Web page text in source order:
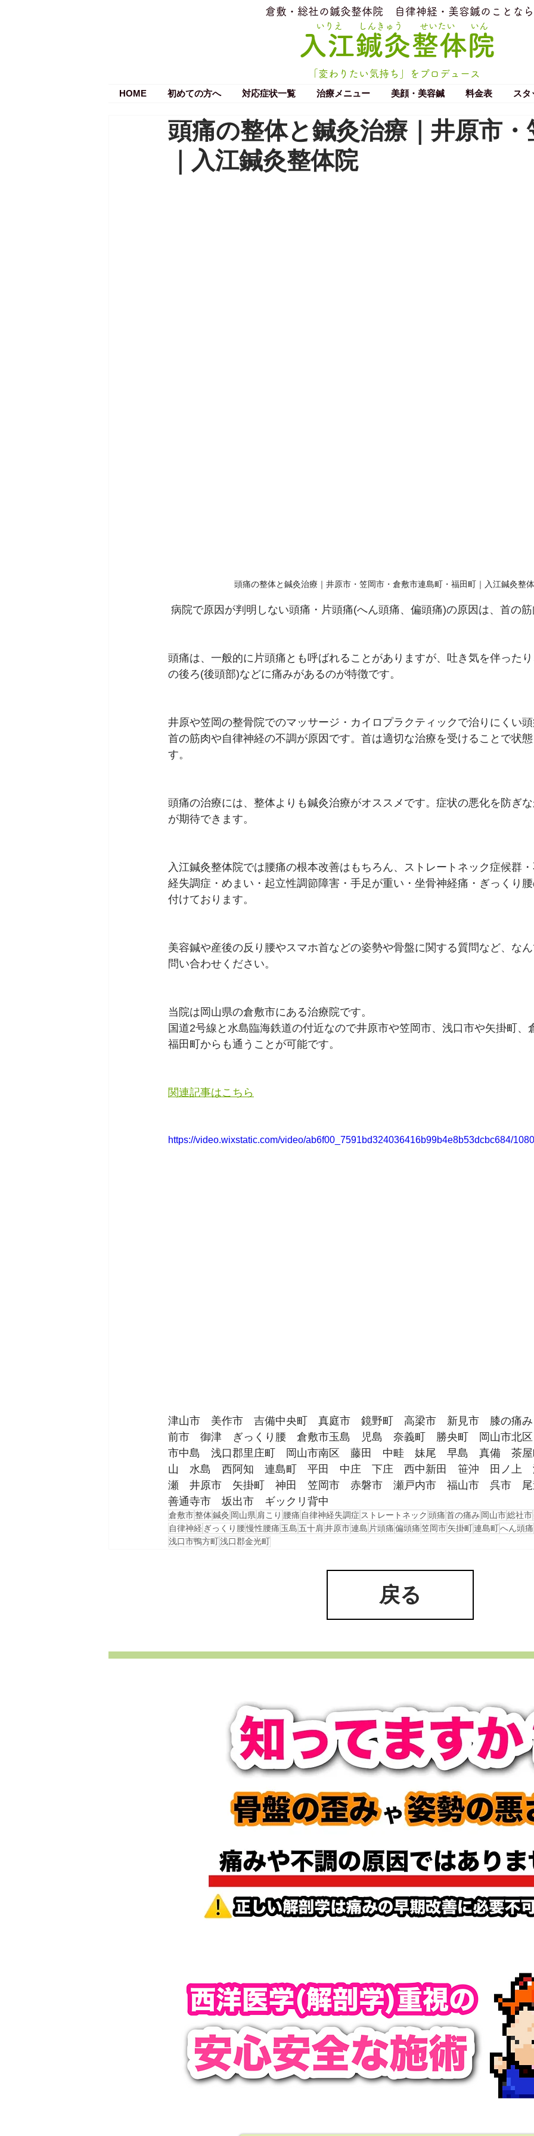
いりえ
​倉敷・総社の鍼灸整体院 ​自律神経・美容鍼のことなら
​入江鍼灸整体院
せいたい
しんきゅう いん
「変わりたい気持ち」をプロデュース
HOME
初めての方へ 対応症状一覧 治療メニュー 美顔・美容鍼 料金表 スタ
頭痛の整体と鍼灸治療｜井原市・
｜入江鍼灸整体院
頭痛の整体と鍼灸治療｜井原市・笠岡市・倉敷市連島町・福田町｜入江鍼灸整
病院で原因が判明しない頭痛・片頭痛(へん頭痛、偏頭痛)の原因は、首の筋
頭痛は、一般的に片頭痛とも呼ばれることがありますが、吐き気を伴った
の後ろ(後頭部)などに痛みがあるのが特徴です。
井原や笠岡の整骨院でのマッサージ・カイロプラクティックで治りにくい頭
首の筋肉や自律神経の不調が原因です。首は適切な治療を受けることで状
す。
頭痛の治療には、整体よりも鍼灸治療がオススメです。症状の悪化を防ぎ
が期待できます。
入江鍼灸整体院では腰痛の根本改善はもちろん、ストレートネック症候群
経失調症・めまい・起立性調節障害・手足が重い・坐骨神経痛・ぎっくり
付けております。
美容鍼や産後の反り腰やスマホ首などの姿勢や骨盤に関する質問など、な
問い合わせください。
当院は岡山県の倉敷市にある治療院です。
国道2号線と水島臨海鉄道の付近なので井原市や笠岡市、浅口市や矢掛町、
福田町からも通うことが可能です。
関連記事はこちら
https://video.wixstatic.com/video/ab6f00_7591bd324036416b99b4e8b53dcbc684/
津山市　美作市　吉備中央町　真庭市　鏡野町　高梁市　新見市　膝の痛
前市　御津　ぎっくり腰　倉敷市玉島　児島　奈義町　勝央町　岡山市北
市中島　浅口郡里庄町　岡山市南区　藤田　中畦　妹尾　早島　真備　茶
山　水島　西阿知　連島町　平田　中庄　下庄　西中新田　笹沖　田ノ上
瀬　井原市　矢掛町　神田　笠岡市　赤磐市　瀬戸内市　福山市　呉市　
善通寺市　坂出市　ギックリ背中
倉敷市整体鍼灸 岡山県肩こり 腰痛 自律神経失調症 ストレートネック 頭痛首の痛み 岡山市総社市
自律神経 ぎっくり腰慢性腰痛 玉島 五十肩井原市連島 片頭痛偏頭痛笠岡市矢掛町連島町へん頭痛
浅口市鴨方町浅口郡金光町
戻る